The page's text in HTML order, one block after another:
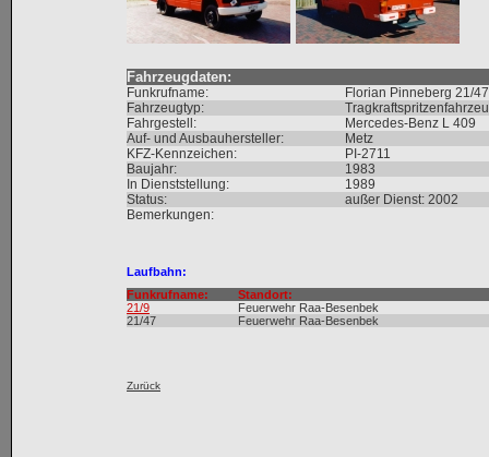
Fahrzeugdaten:
Funkrufname:
Florian Pinneberg 21/47
Fahrzeugtyp:
Fahrgestell:
Mercedes-Benz L 409
Auf- und Ausbauhersteller:
Metz
KFZ-Kennzeichen:
PI-2711
Baujahr:
1983
In Dienststellung:
1989
Status:
außer Dienst: 2002
Bemerkungen:
Laufbahn:
Funkrufname:
Standort:
21/9
Feuerwehr Raa-Besenbek
21/47
Feuerwehr Raa-Besenbek
Zurück